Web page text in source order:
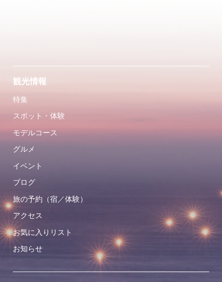
観光情報
特集
スポット・体験
モデルコース
グルメ
イベント
ブログ
旅の予約（宿／体験）
アクセス
お気に入りリスト
お知らせ